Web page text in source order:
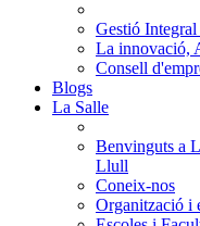
Gestió Integral
La innovació,
Consell
Blogs
La Salle
Benvinguts a
Llull
Coneix-nos
Organització i